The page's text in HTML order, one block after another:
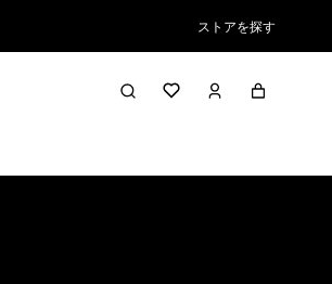
ストアを探す